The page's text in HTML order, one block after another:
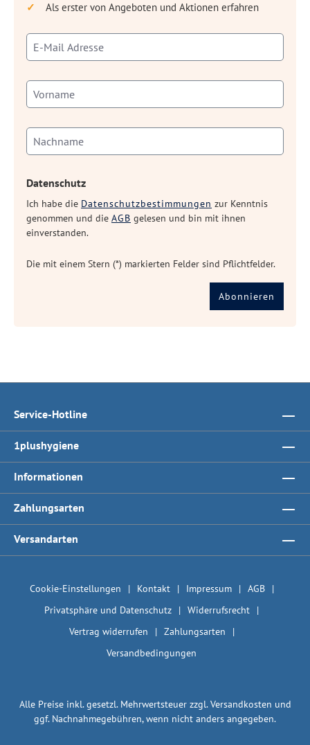
Als erster von Angeboten und Aktionen erfahren
Datenschutz
Ich habe die Datenschutzbestimmungen zur Kenntnis
genommen und die AGB gelesen und bin mit ihnen
einverstanden.
Die mit einem Stern (*) markierten Felder sind Pflichtfelder.
Abonnieren
Service-Hotline
1plushygiene
Informationen
Zahlungsarten
Versandarten
Cookie-Einstellungen Kontakt Impressum
AGB
Privatsphäre und Datenschutz
Widerrufsrecht
Vertrag widerrufen
Zahlungsarten
Versandbedingungen
Alle Preise inkl. gesetzl. Mehrwertsteuer zzgl.Versandkosten und
ggf. Nachnahmegebühren, wenn nicht anders angegeben.